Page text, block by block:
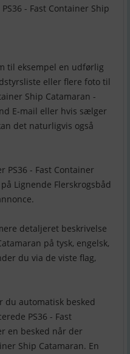
- Fast Container Ship
til eksempel en udførlig
eller flere foto til
Ship Catamaran -
E-mail eller hvis sælger
det naturligvis også
PS36 - Fast Container
Lignende Flerskrogsbåd
detaljeret beskrivelse
på tysk, engelsk,
du via de viste flag,
du automatisk besked
PS36 - Fast
en besked når der
Ship Catamaran. En